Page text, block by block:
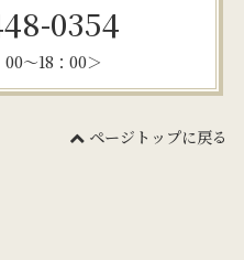
0354
～18：00＞
ページトップに戻る